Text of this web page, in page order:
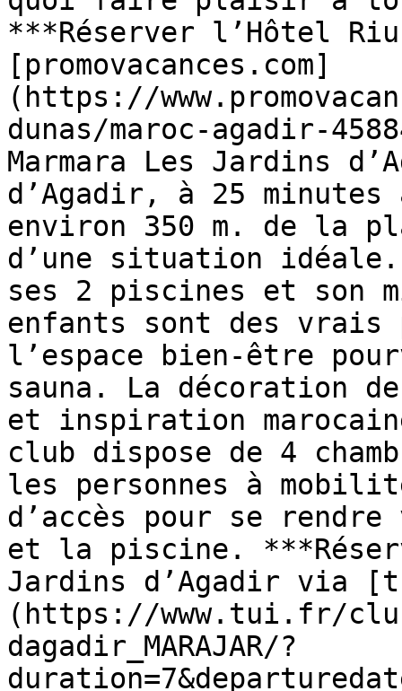
***Réserver l’Hôtel
[promovacances.com]
(https://
dunas/maroc-agadir-
Marmara Les Jardins
d’Agadir, à 25
environ 350 m. de la
d’une situation
ses 2 piscines et son
enfants sont des vrais
l’espace bien-être
sauna. La décoration
et inspiration
club dispose de 4
les personnes à
d’accès pour se
et la piscine.
Jardins d’Agadir via
(https://www.tui.fr/
dagadir_MARAJAR/?